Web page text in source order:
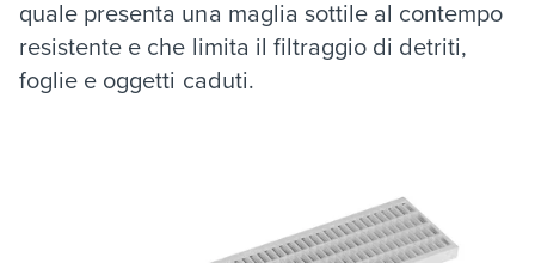
quale presenta una maglia sottile al contempo
resistente e che limita il filtraggio di detriti,
foglie e oggetti caduti.